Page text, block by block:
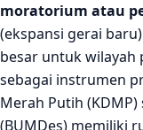
moratorium atau
(ekspansi gerai
besar untuk wilayah
sebagai instrumen
Merah Putih
(BUMDes) memiliki